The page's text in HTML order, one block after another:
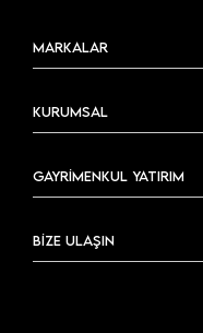
MARKALAR
KURUMSAL
GAYRİMENKUL YATIRIM
BİZE ULAŞIN